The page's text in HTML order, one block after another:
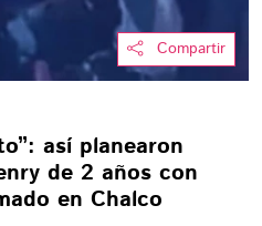
Compartir
así planearon
de 2 años con
en Chalco